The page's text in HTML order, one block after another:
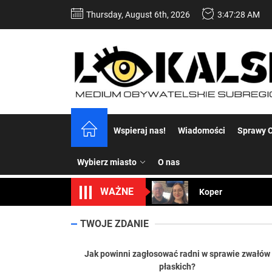
Thursday, August 6th, 2026 3:47:29 AM
Wspieraj nas! Wiadomości Sprawy
Wybierz miasto O nas
WAŻNE
Koper – część 2.
Uwaga Dębieńsko
Ilu mieszkańców
Dość
TWOJE ZDANIE
Jak powinni zagłosować radni w sprawie zwałów
płaskich?